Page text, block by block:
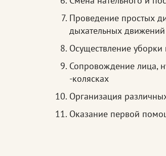
Проведение простых
дыхательных движений
Осуществление
Сопровождение лица,
-колясках
Организация
Оказание первой